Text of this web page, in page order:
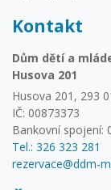
Kontakt
Dům dětí a
Husova 201
Husova 201, 293
IČ: 00873373
Bankovní spojení:
Tel.: 326 323 281
rezervace@ddm-